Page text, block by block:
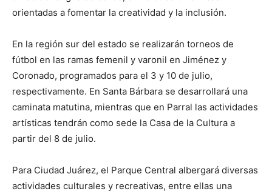
orientadas a fomentar la creatividad y la inclusión.
En la región sur del estado se realizarán torneos de
fútbol en las ramas femenil y varonil en Jiménez y
Coronado, programados para el 3 y 10 de julio,
respectivamente. En Santa Bárbara se desarrollará una
caminata matutina, mientras que en Parral las actividades
artísticas tendrán como sede la Casa de la Cultura a
partir del 8 de julio.
Para Ciudad Juárez, el Parque Central albergará diversas
actividades culturales y recreativas, entre ellas una